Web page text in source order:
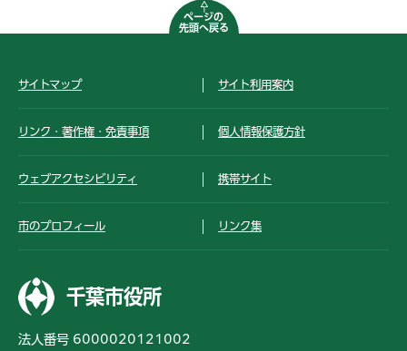
ページの
先頭へ戻る
サイトマップ サイト利用案内
リンク・著作権・免責事項 個人情報保護方針
ウェブアクセシビリティ 携帯サイト
市のプロフィール リンク集
千葉市役所
法人番号 6000020121002